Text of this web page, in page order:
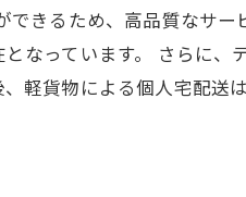
きるため、高品質なサー
なっています。 さらに、
軽貨物による個人宅配送